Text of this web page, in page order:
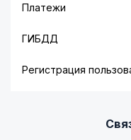
Платежи
ГИБДД
Регистрация